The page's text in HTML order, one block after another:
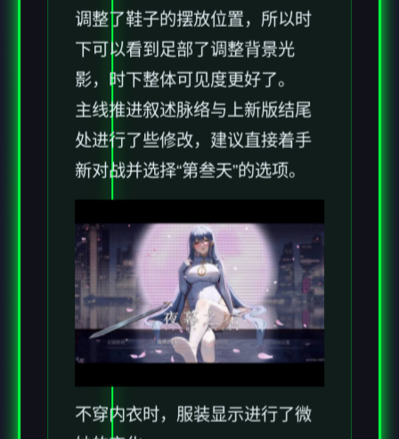
调整了鞋子的摆放位置，所以时
下可以看到足部了调整背景光
影，时下整体可见度更好了。
主线推进叙述脉络与上新版结尾
处进行了些修改，建议直接着手
新对战并选择“第叁天”的选项。
不穿内衣时，服装显示进行了微